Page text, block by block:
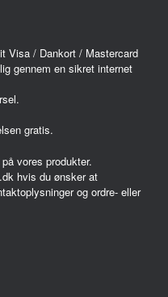
Visa / Dankort / Mastercard
gennem en sikret internet
gratis.
vores produkter.
hvis du ønsker at
og ordre- eller